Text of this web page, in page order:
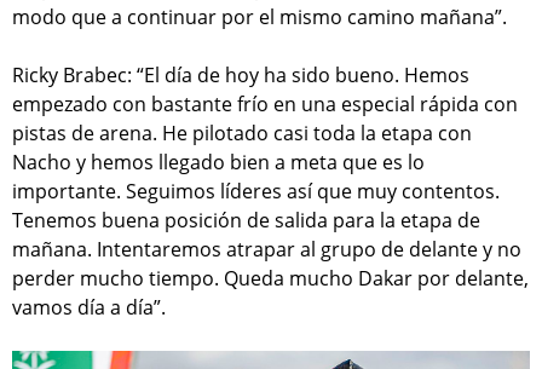
modo que a continuar por el mismo camino mañana”.
Ricky Brabec: “El día de hoy ha sido bueno. Hemos
empezado con bastante frío en una especial rápida con
pistas de arena. He pilotado casi toda la etapa con
Nacho y hemos llegado bien a meta que es lo
importante. Seguimos líderes así que muy contentos.
Tenemos buena posición de salida para la etapa de
mañana. Intentaremos atrapar al grupo de delante y no
perder mucho tiempo. Queda mucho Dakar por delante,
vamos día a día”.